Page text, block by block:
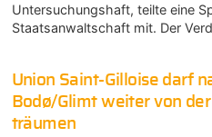
Untersuchungshaft, teilte eine
Staatsanwaltschaft mit. Der
Union Saint-Gilloise darf
Bodø/Glimt weiter von
träumen